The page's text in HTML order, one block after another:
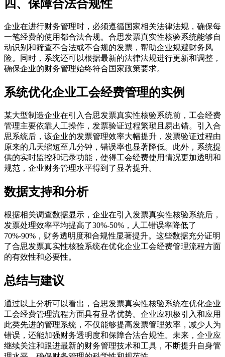
四、保障合法合规性
企业在进行财务管理时，必须遵循国家相关法律法规，确保每
一笔经费的使用都合法合规。合思发票真实性核验系统能够自
动识别和筛查不合法或不合规的发票，帮助企业规避财务风
险。同时，系统还可以根据最新的法律法规进行更新和调整，
确保企业的财务管理始终符合国家政策要求。
系统优化企业工会经费管理的实例
某大型制造企业在引入合思发票真实性核验系统前，工会经费
管理主要依靠人工操作，发票验证过程繁琐且易出错。引入合
思系统后，该企业的发票管理效率大幅提升，发票验证过程由
原来的几天缩短至几分钟，错误率也显著降低。此外，系统提
供的实时监控和记录功能，使得工会经费使用情况更加透明和
规范，企业财务管理水平得到了显著提升。
数据支持和分析
根据相关调查数据显示，企业在引入发票真实性核验系统后，
发票处理效率平均提高了30%-50%，人工错误率降低了
70%-90%，财务透明度和合规性显著提升。这些数据充分证明
了合思发票真实性核验系统在优化企业工会经费管理流程方面
的有效性和必要性。
总结与建议
通过以上分析可以看出，合思发票真实性核验系统在优化企业
工会经费管理流程方面具有显著优势。企业应积极引入和应用
此类先进的管理系统，不仅能够提高发票管理效率，减少人为
错误，还能加强财务透明度和保障合法合规性。未来，企业应
继续关注和跟进最新的财务管理技术和工具，不断提升自身管